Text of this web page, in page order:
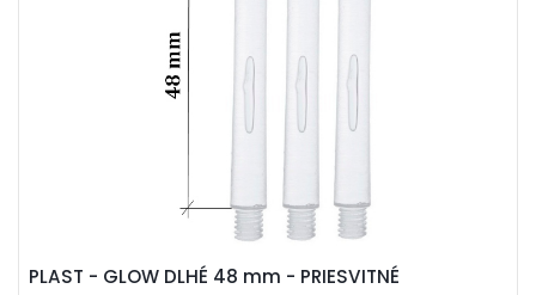
PLAST - GLOW DLHÉ 48 mm - PRIESVITNÉ